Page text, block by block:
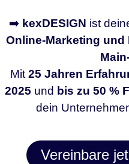
➡️ kexDESIGN ist
Online-Marketing
Mit 25 Jahren
2025 und bis zu 50 %
dein
Vereinbare